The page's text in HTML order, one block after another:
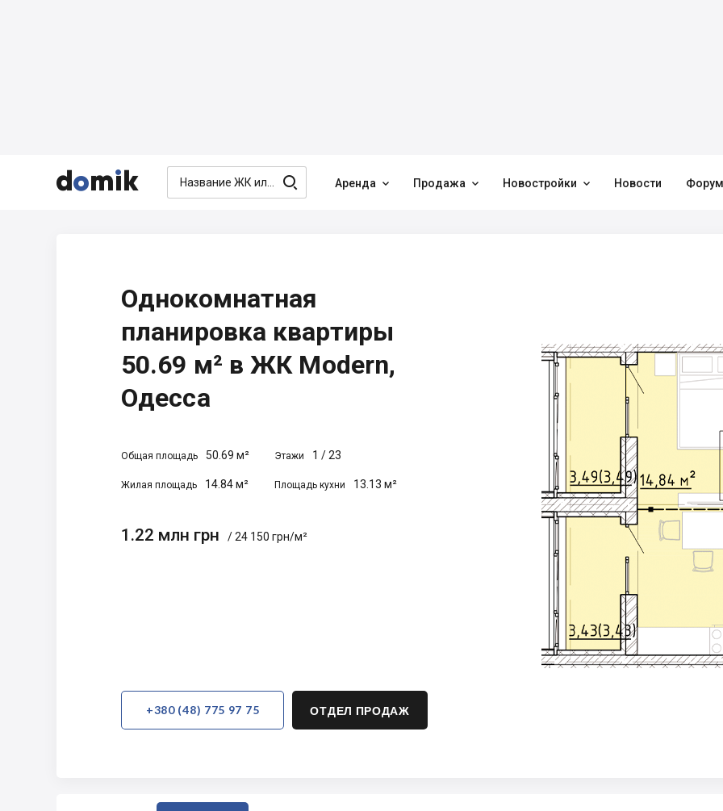


  Аренда  Продажа  Новостройки  Новости Форум
Однокомнатная
планировка квартиры
50.69 м² в ЖК Modern,
Одесса
Общая площадь 50.69 м² Этажи 1 /23
Жилая площадь 14.84 м² Площадь кухни 13.13 м²
1.22 млн грн / 24 150 грн/м²
+380 (48) 775 97 75 ОТДЕЛ ПРОДАЖ